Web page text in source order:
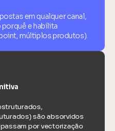
em qualquer canal,
e habilita
múltiplos produtos).
são absorvidos
por vectorização